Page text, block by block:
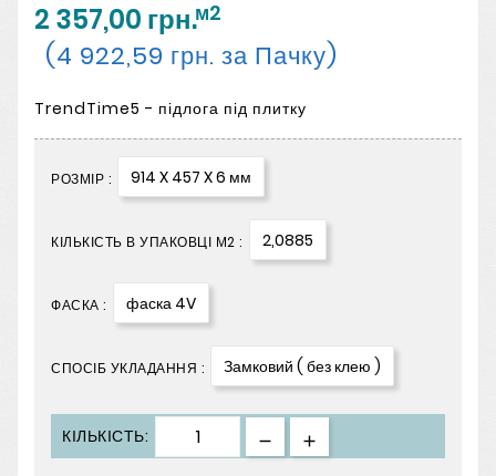
2 357,00 грн.м2
(4 922,59 грн. за Пачку)
TrendTime5 - підлога під плитку
РОЗМІР : 914 X 457 X 6 мм
КІЛЬКІСТЬ В УПАКОВЦІ М2 : 2,0885
ФАСКА : фаска 4V
СПОСІБ УКЛАДАННЯ : Замковий ( без клею )
КІЛЬКІСТЬ: